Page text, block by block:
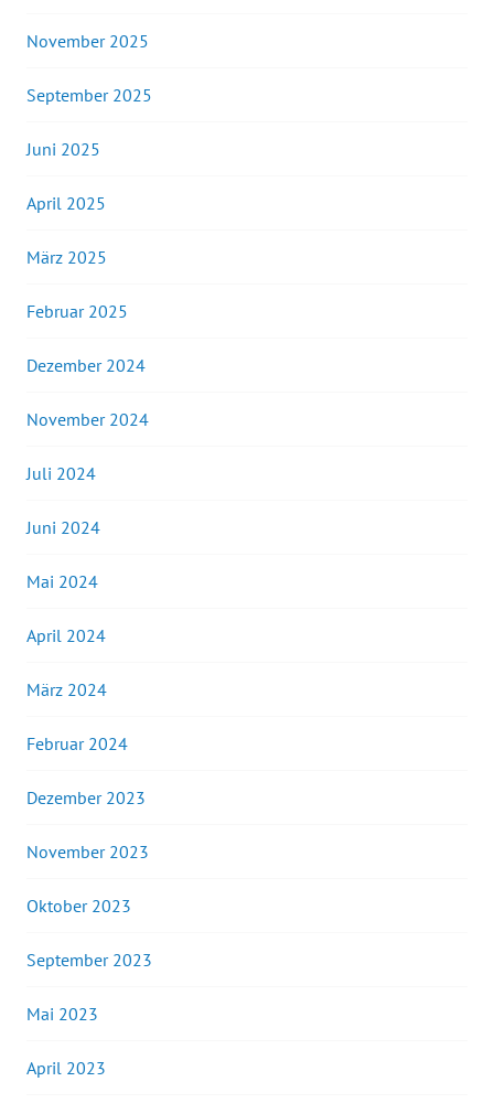
November 2025
September 2025
Juni 2025
April 2025
März 2025
Februar 2025
Dezember 2024
November 2024
Juli 2024
Juni 2024
Mai 2024
April 2024
März 2024
Februar 2024
Dezember 2023
November 2023
Oktober 2023
September 2023
Mai 2023
April 2023